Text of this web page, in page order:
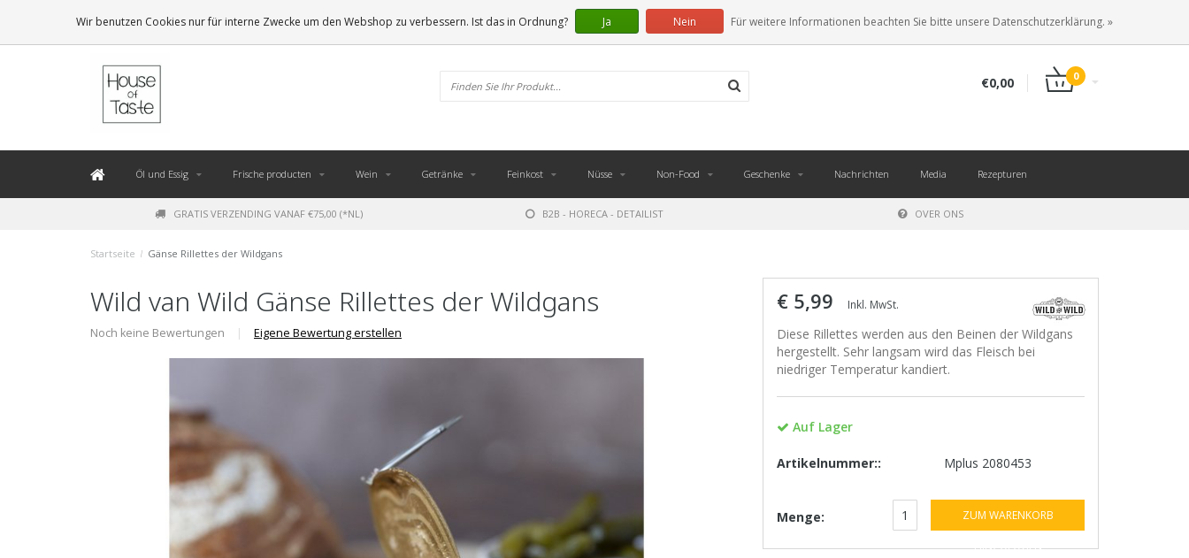
ANMELDEN KUNDENKONTO ANLEGEN
DE
€0,00 0
Öl und Essig Frische producten Wein Getränke Feinkost Nüsse Non-Food Geschenke Nachrichten Media Rezepturen
GRATIS VERZENDING VANAF €75,00 (*NL) B2B - HORECA - DETAILIST OVER ONS
Startseite / Gänse Rillettes der Wildgans
Wild van Wild Gänse Rillettes der Wildgans
Noch keine Bewertungen | Eigene Bewertung erstellen
€ 5,99 Inkl. MwSt.
Diese Rillettes werden aus den Beinen der Wildgans
hergestellt. Sehr langsam wird das Fleisch bei
niedriger Temperatur kandiert.
Auf Lager
Artikelnummer:: Mplus 2080453
Menge: ZUM WARENKORB
HINZUFÜGEN
Wir benutzen Cookies nur für interne Zwecke um den Webshop zu verbessern. Ist das in Ordnung? Ja Nein Für weitere Informationen beachten Sie bitte unsere Datenschutzerklärung. »